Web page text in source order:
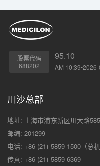
股票代码
688202
95.10
AM
川沙总部
地址: 上海市浦东新区川大路
邮编: 201299
电话: +86 (21) 5859-1500（总机
传真: +86 (21) 5859-6369